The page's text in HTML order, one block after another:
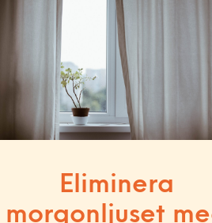
Eliminera
morgonljuset